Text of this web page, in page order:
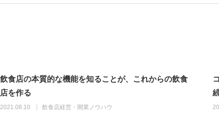
飲食店の本質的な機能を知ることが、これからの飲食
店を作る
2021.08.10 飲食店経営・開業ノウハウ